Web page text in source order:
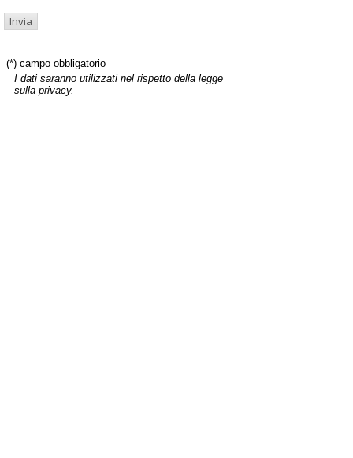
(*) campo obbligatorio
I dati saranno utilizzati nel rispetto della legge
sulla privacy.